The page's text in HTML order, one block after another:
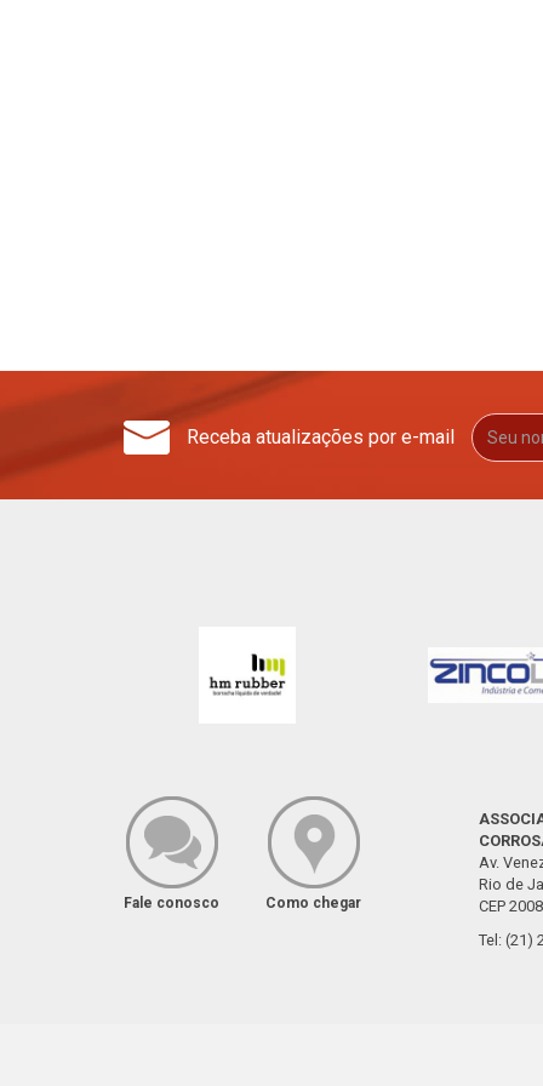
Receba atualizações por e-mail
Fale conosco Como chegar
Av.
Rio de
CEP
Tel: (21)